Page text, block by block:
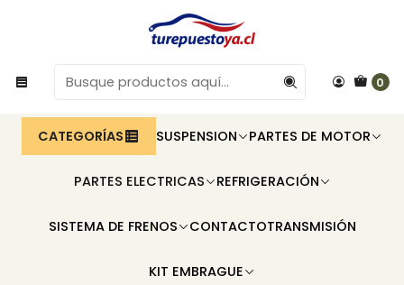
0
CATEGORÍAS SUSPENSION PARTES DE MOTOR
PARTES ELECTRICAS REFRIGERACIÓN
SISTEMA DE FRENOS CONTACTOTRANSMISIÓN
KIT EMBRAGUE